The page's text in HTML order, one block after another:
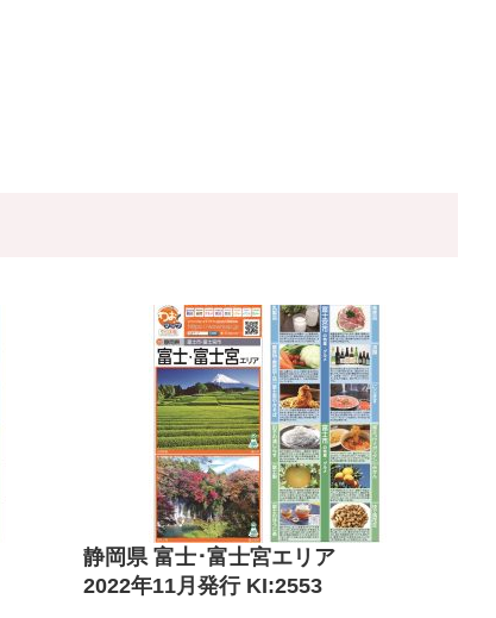
静岡県 富士･富士宮エリア
2022年11月発行 KI:2553